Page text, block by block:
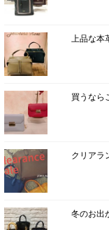
上品な
買うなら
クリアラ
冬のお出